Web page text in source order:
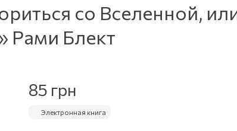
со Вселенной,
Рами Блект
85 грн
Электронная книга